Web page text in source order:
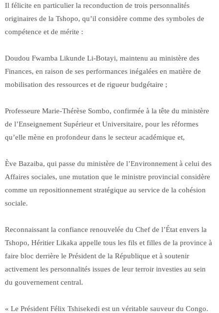
Il félicite en particulier la reconduction de trois personnalités
originaires de la Tshopo, qu’il considère comme des symboles de
compétence et de mérite :
Doudou Fwamba Likunde Li-Botayi, maintenu au ministère des
Finances, en raison de ses performances inégalées en matière de
mobilisation des ressources et de rigueur budgétaire ;
Professeure Marie-Thérèse Sombo, confirmée à la tête du ministère
de l’Enseignement Supérieur et Universitaire, pour les réformes
qu’elle mène en profondeur dans le secteur académique et,
Ève Bazaiba, qui passe du ministère de l’Environnement à celui des
Affaires sociales, une mutation que le ministre provincial considère
comme un repositionnement stratégique au service de la cohésion
sociale.
Reconnaissant la confiance renouvelée du Chef de l’État envers la
Tshopo, Héritier Likaka appelle tous les fils et filles de la province à
faire bloc derrière le Président de la République et à soutenir
activement les personnalités issues de leur terroir investies au sein
du gouvernement central.
« Le Président Félix Tshisekedi est un véritable sauveur du Congo.